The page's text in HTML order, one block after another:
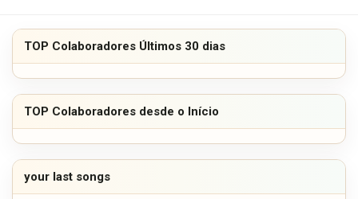
TOP Colaboradores Últimos 30 dias
TOP Colaboradores desde o Início
your last songs